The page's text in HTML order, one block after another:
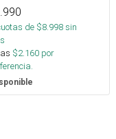
de $8.998sin
$2.160 por